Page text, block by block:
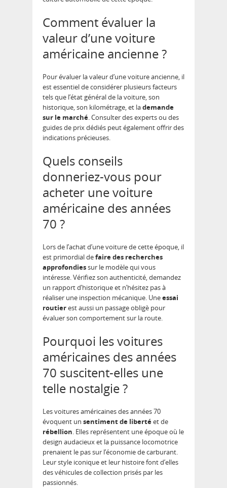
Comment évaluer la
valeur d’une voiture
américaine ancienne ?
Pour évaluer la valeur d’une voiture ancienne, il
est essentiel de considérer plusieurs facteurs
tels que l’état général de la voiture, son
historique, son kilométrage, et lademande
sur le marché. Consulter des experts ou des
guides de prix dédiés peut également offrir des
indications précieuses.
Quels conseils
donneriez-vous pour
acheter une voiture
américaine des années
70 ?
Lors de l’achat d’une voiture de cette époque, il
est primordial defaire des recherches
approfondiessur le modèle qui vous
intéresse. Vérifiez son authenticité, demandez
un rapport d’historique et n’hésitez pas à
réaliser une inspection mécanique. Uneessai
routierest aussi un passage obligè pour
évaluer son comportement sur la route.
Pourquoi les voitures
américaines des années
70 suscitent-elles une
telle nostalgie ?
Les voitures américaines des années 70
évoquent un sentiment de libertéet de
rébellion. Elles représentent une époque où le
design audacieux et la puissance locomotrice
prenaient le pas sur l’économie de carburant.
Leur style iconique et leur histoire font d’elles
des véhicules de collection prisés par les
passionnés.